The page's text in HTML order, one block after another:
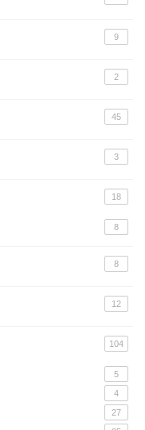
9
2
45
3
18
8
8
12
104
5
4
27